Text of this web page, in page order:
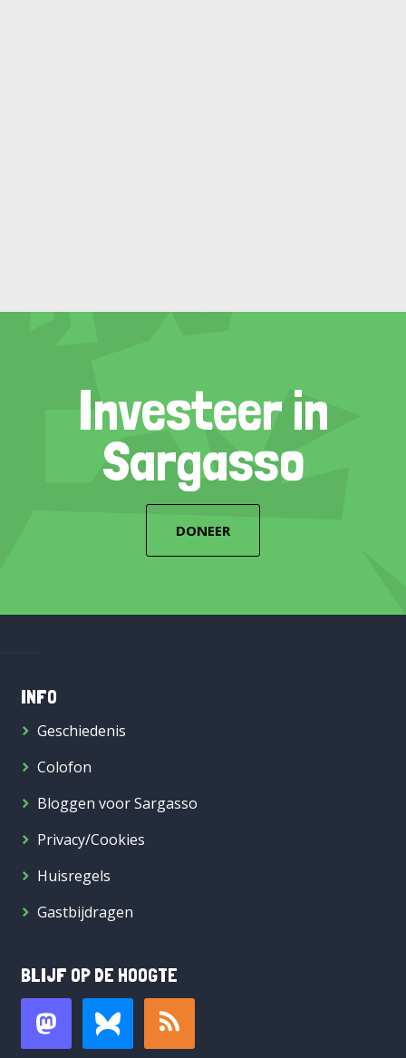
Investeer in
Sargasso
DONEER
INFO
Geschiedenis
Colofon
Bloggen voor Sargasso
Privacy/Cookies
Huisregels
Gastbijdragen
BLIJF OP DE HOOGTE